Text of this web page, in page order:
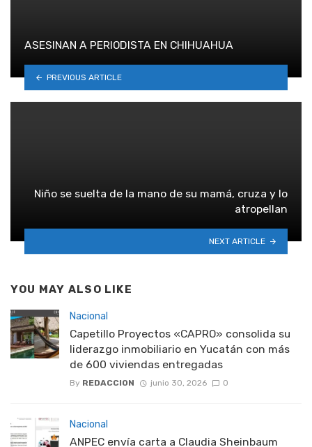
ASESINAN A PERIODISTA EN CHIHUAHUA
PREVIOUS ARTICLE
Niño se suelta de la mano de su mamá, cruza y lo
atropellan
NEXT ARTICLE
YOU MAY ALSO LIKE
Nacional
Capetillo Proyectos «CAPRO» consolida su
liderazgo inmobiliario en Yucatán con más
de 600 viviendas entregadas
By REDACCION junio 30, 2026 0
Nacional
ANPEC envía carta a Claudia Sheinbaum